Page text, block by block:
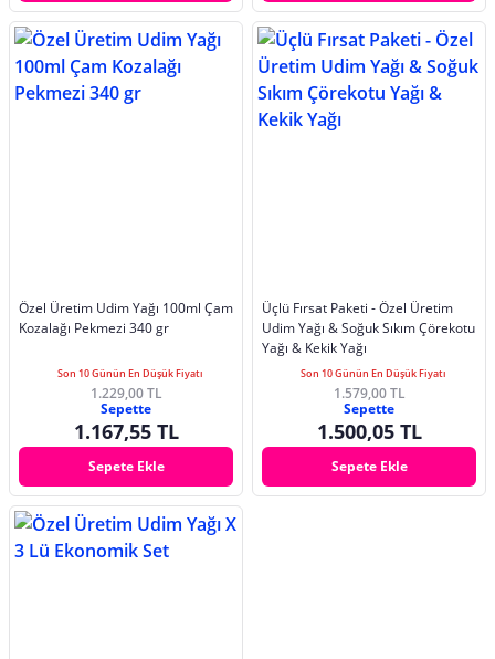
Özel Üretim Udim Yağı 100ml Çam
Kozalağı Pekmezi 340 gr
Son 10 Günün En Düşük Fiyatı
1.229,00 TL
Sepette
1.167,55 TL
Sepete Ekle
Üçlü Fırsat Paketi - Özel Üretim
Udim Yağı & Soğuk Sıkım Çörekotu
Yağı & Kekik Yağı
Son 10 Günün En Düşük Fiyatı
1.579,00 TL
Sepette
1.500,05 TL
Sepete Ekle